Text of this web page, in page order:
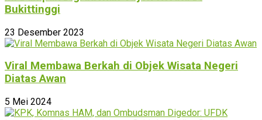
Bukittinggi
23 Desember 2023
Viral Membawa Berkah di Objek Wisata Negeri
Diatas Awan
5 Mei 2024